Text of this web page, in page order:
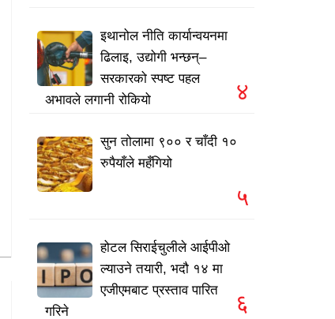
इथानोल नीति कार्यान्वयनमा
ढिलाइ, उद्योगी भन्छन्–
सरकारको स्पष्ट पहल
अभावले लगानी रोकियो
४
सुन तोलामा ९०० र चाँदी १०
रुपैयाँले महँगियो
५
होटल सिराईचुलीले आईपीओ
ल्याउने तयारी, भदौ १४ मा
एजीएमबाट प्रस्ताव पारित
गरिने
६